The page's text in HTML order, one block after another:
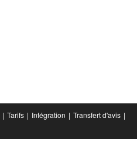
Tarifs Intégration
Transfert d'avis